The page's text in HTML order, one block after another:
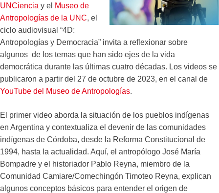
UNCiencia y el Museo de
Antropologías de la UNC, el
ciclo audiovisual “4D:
Antropologías y Democracia” invita a reflexionar sobre
algunos de los temas que han sido ejes de la vida
democrática durante las últimas cuatro décadas. Los videos se
publicaron a partir del 27 de octubre de 2023, en el canal de
YouTube del Museo de Antropologías.
El primer video aborda la situación de los pueblos indígenas
en Argentina y contextualiza el devenir de las comunidades
indígenas de Córdoba, desde la Reforma Constitucional de
1994, hasta la actualidad. Aquí, el antropólogo José María
Bompadre y el historiador Pablo Reyna, miembro de la
Comunidad Camiare/Comechingón Timoteo Reyna, explican
algunos conceptos básicos para entender el origen de